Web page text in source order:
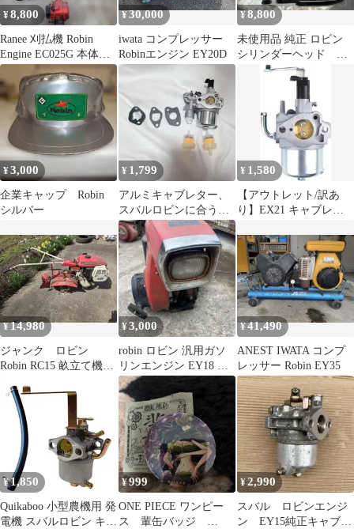
¥8,800
Ranee 刈払機 Robin
Engine EC025G 本体、
引き取り
¥30,000
iwata コンプレッサー
Robinエンジン EY20D
¥8,800
未使用品 純正 ロビン
シリンダーヘッド コ
ンロッド ガスケット3
¥3,000
企業キャップ Robin
シルバー
¥ 1,799
アルミキャブレター、
スバルロビンに合うキ
ャブレターアクセサリ
ーex17
¥ 1,580
【アウトレット/訳あ
り】EX21 キャブレタ
SP21 気化器 キャブ エ
ンジン 発動機 交換 カ
スタム 純正互換品
¥14,980
ジャンク ロビン
Robin RC15 畝立て機
¥3,000
robin ロビン 汎用ガソ
リンエンジン EY18 圧
縮あり
¥41,490
ANEST IWATA コンプ
レッサー Robin EY35
¥1,850
Quikaboo 小型農機用 発
電機 スバルロビン キャ
¥999
ONE PIECE ワンピー
ス 輩缶バッジ
¥2,990
スバル ロビンエンジ
ン EY15純正キャブレ